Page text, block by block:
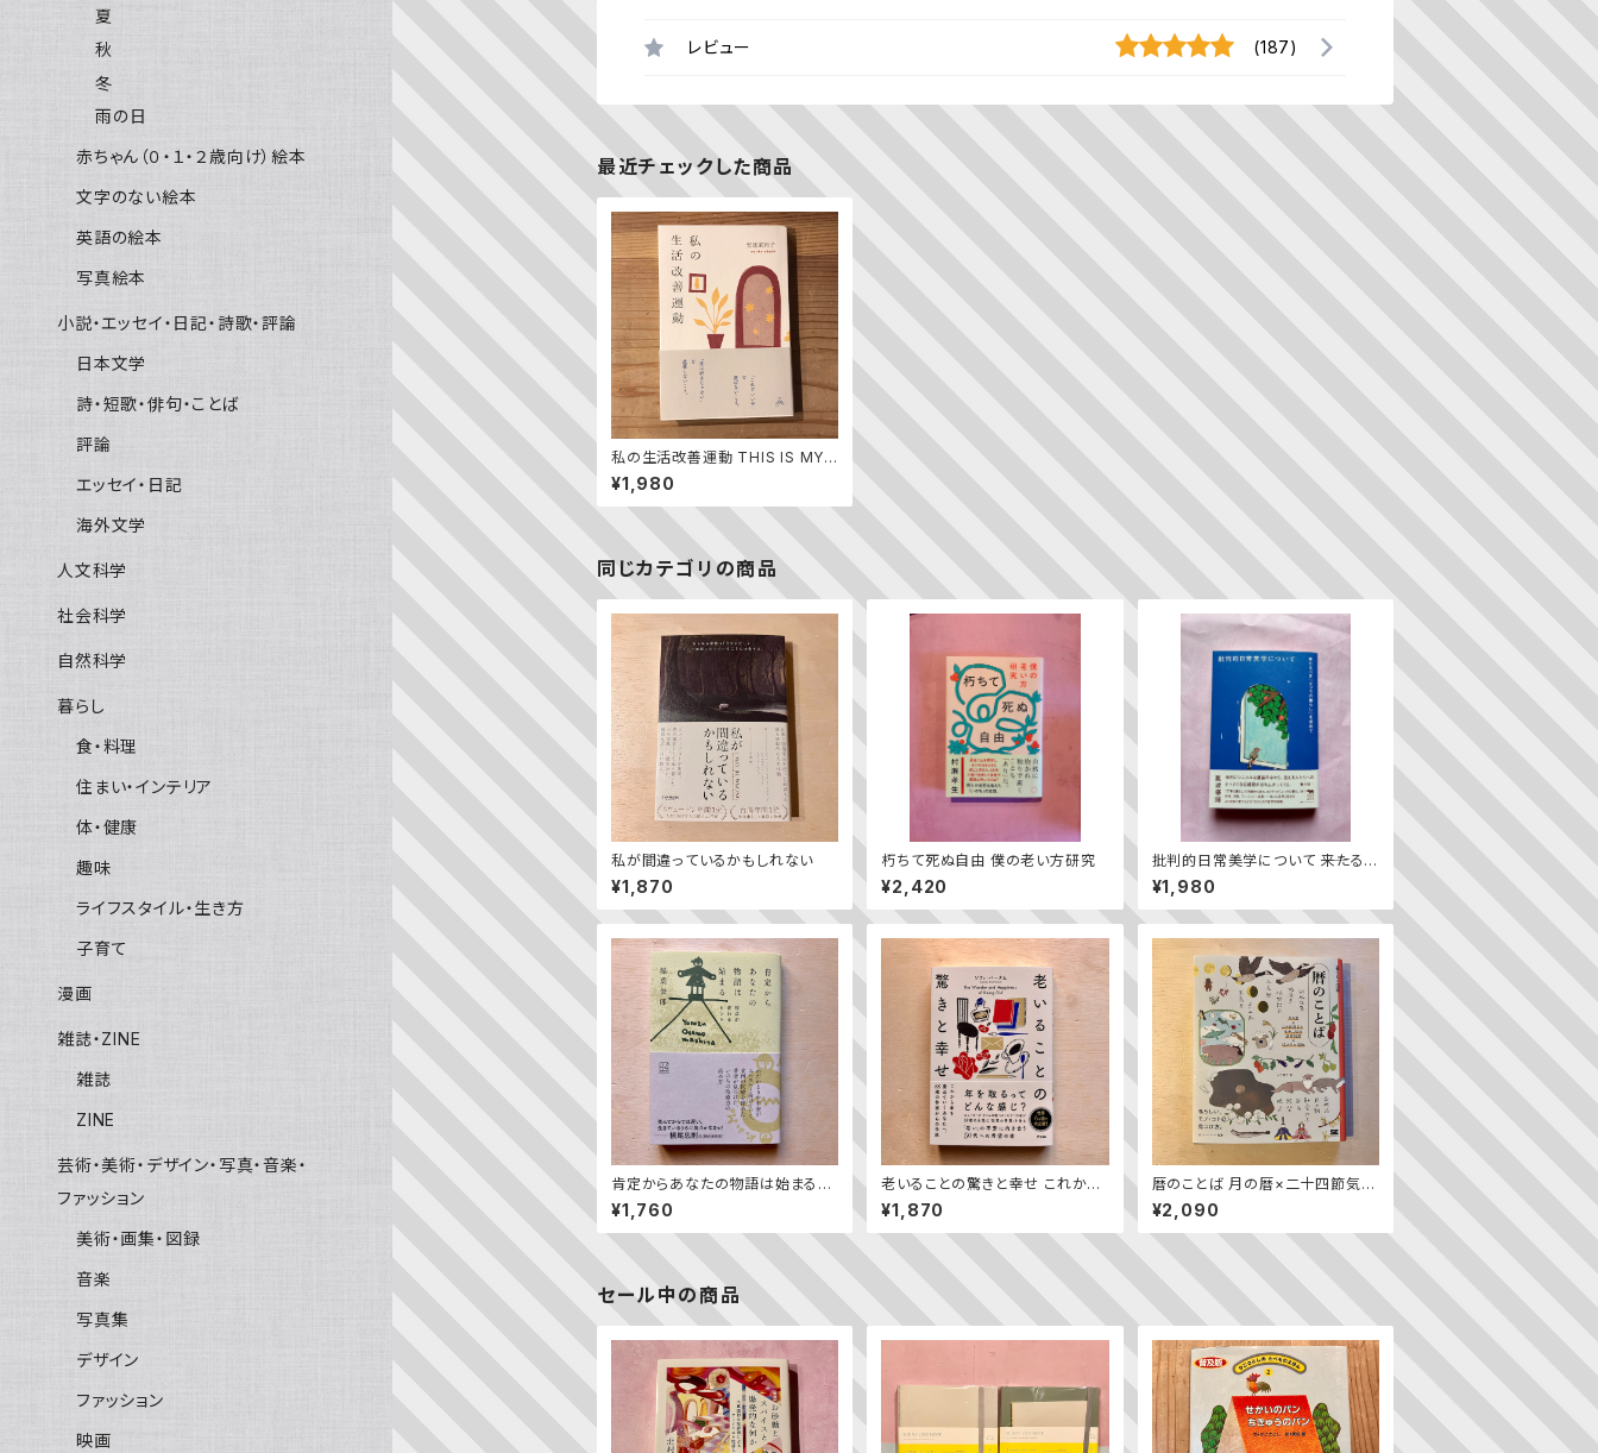
レビュー (187)
最近チェックした商品
私の生活改善運動 THIS IS MY L
IFE
¥1,980
同じカテゴリの商品
私が間違っているかもしれない
¥1,870
朽ちて死ぬ自由 僕の老い方研究
¥2,420
批判的日常美学について ――来たる
べき「ふつうの暮らし」を求めて
¥1,980
肯定からあなたの物語は始まる
視点が変わるヒント
¥1,760
老いることの驚きと幸せ これから
年を重ねていくあなたへ、88歳の
作家からの手紙
¥1,870
暦のことば 月の暦×二十四節気と
七十二候の基礎知識×12カ月の風
物（暮らしの図鑑）
¥2,090
セール中の商品
夏
秋
冬
雨の日
赤ちゃん（０・１・２歳向け）絵本
文字のない絵本
英語の絵本
写真絵本
小説・エッセイ・日記・詩歌・評論
日本文学
詩・短歌・俳句・ことば
評論
エッセイ・日記
海外文学
人文科学
社会科学
自然科学
暮らし
食・料理
住まい・インテリア
体・健康
趣味
ライフスタイル・生き方
子育て
漫画
雑誌・ZINE
雑誌
ZINE
芸術・美術・デザイン・写真・音楽・
ファッション
美術・画集・図録
音楽
写真集
デザイン
ファッション
映画